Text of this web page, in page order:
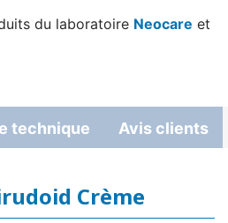
du laboratoire Neocare et
technique Avis clients
Crème